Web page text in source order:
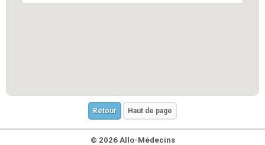
Retour Haut de page
© 2026 Allo-Médecins